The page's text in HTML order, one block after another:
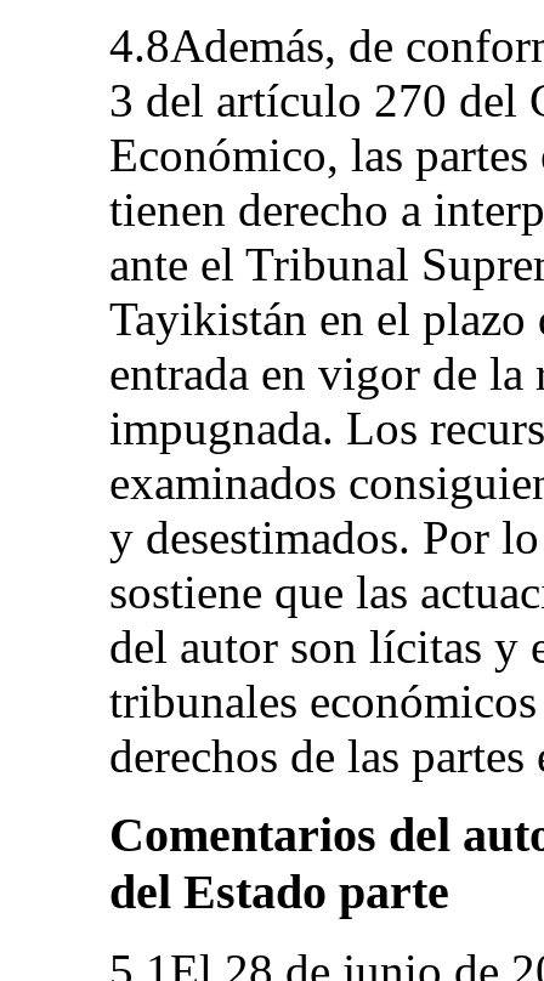
4.8Además, de
3 del artículo 270 del
Económico, las
tienen derecho a
ante el Tribunal
Tayikistán en el plazo
entrada en vigor de
impugnada. Los
examinados
y desestimados. Por
sostiene que las
del autor son lícitas y
tribunales
derechos de las
Comentarios del
del Estado parte
5.1El 28 de junio de